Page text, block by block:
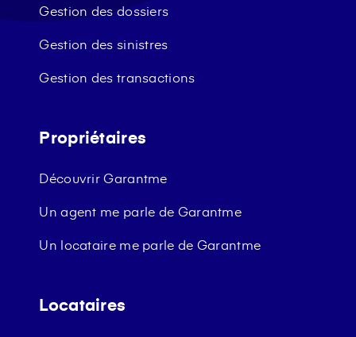
Gestion des dossiers
Gestion des sinistres
Gestion des transactions
Propriétaires
Découvrir Garantme
Un agent me parle de Garantme
Un locataire me parle de Garantme
Locataires